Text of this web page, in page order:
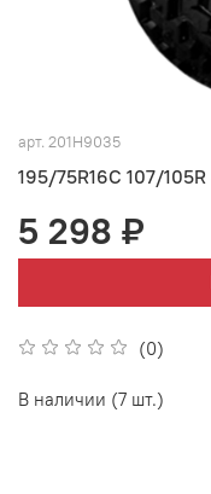
арт. 201H9035
195/75R16C 107/
(0)
5 298 ₽
В наличии (7 шт.)